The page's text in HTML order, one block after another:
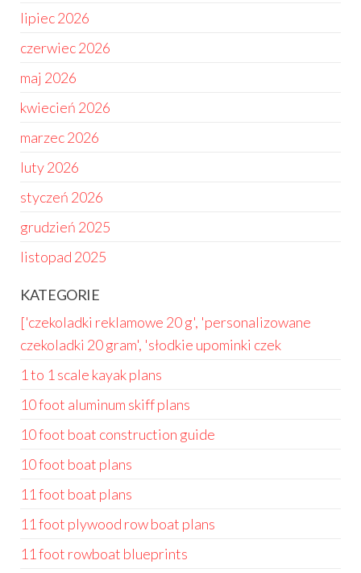
lipiec 2026
czerwiec 2026
maj 2026
kwiecień 2026
marzec 2026
luty 2026
styczeń 2026
grudzień 2025
listopad 2025
KATEGORIE
['czekoladki reklamowe 20 g', 'personalizowane
czekoladki 20 gram', 'słodkie upominki czek
1 to 1 scale kayak plans
10 foot aluminum skiff plans
10 foot boat construction guide
10 foot boat plans
11 foot boat plans
11 foot plywood row boat plans
11 foot rowboat blueprints